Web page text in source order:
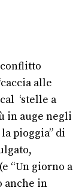
alle
‘stelle a
in auge negli
pioggia” di
“Un giorno a
anche in